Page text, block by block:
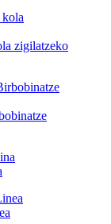
zigilatzeko